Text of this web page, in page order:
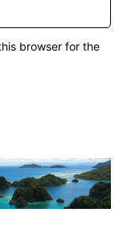
browser for the